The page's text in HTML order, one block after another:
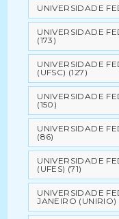
UNIVERSIDADE
UNIVERSIDADE
(173)
UNIVERSIDADE
(UFSC) (127)
UNIVERSIDADE
(150)
UNIVERSIDADE
(86)
UNIVERSIDADE
(UFES) (71)
UNIVERSIDADE
JANEIRO (UNIRIO)